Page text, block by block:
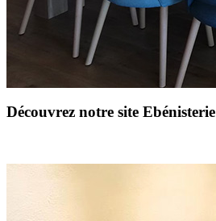
Découvrez notre site Ebénisterie